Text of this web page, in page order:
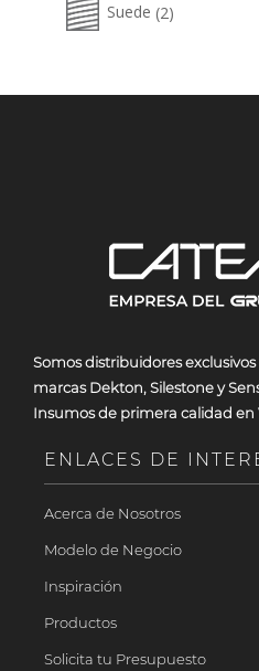
Suede (2)
Somosdistribuidores
marcas Dekton, Silestone y
Insumos de primera calidad
ENLACES DE
Acerca de Nosotros
Modelo de Negocio
Inspiración
Productos
Solicita tu Presupuesto